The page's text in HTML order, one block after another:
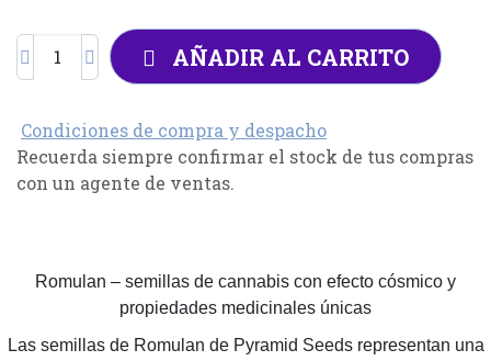
AÑADIR AL CARRITO
Condiciones de compra y despacho
Recuerda siempre confirmar el stock de tus compras
con un agente de ventas.
Romulan – semillas de cannabis con efecto cósmico y
propiedades medicinales únicas
Las semillas de Romulan de Pyramid Seeds representan una